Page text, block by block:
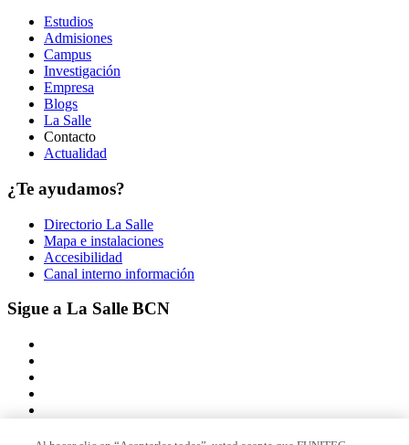
Estudios
Admisiones
Campus
Investigación
Empresa
Blogs
La Salle
Contacto
Actualidad
¿Te ayudamos?
Directorio La Salle
Mapa e instalaciones
Accesibilidad
Canal interno información
Sigue a La Salle BCN